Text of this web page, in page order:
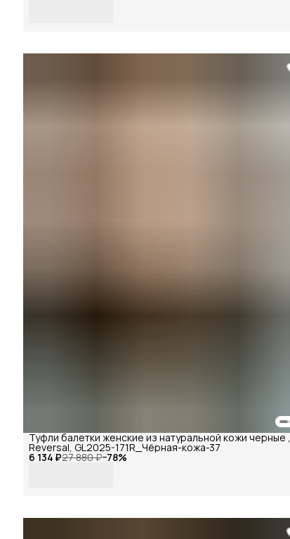
6 134 ₽27 880 ₽−78%
Туфли балетки женские из натуральной кожи черные ,
Reversal, GL2025-171R_Чёрная-кожа-37